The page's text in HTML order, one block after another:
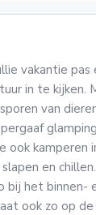
vakantie
in te kijken.
van
ook kamperen
en
bij het binnen-
ook zo op